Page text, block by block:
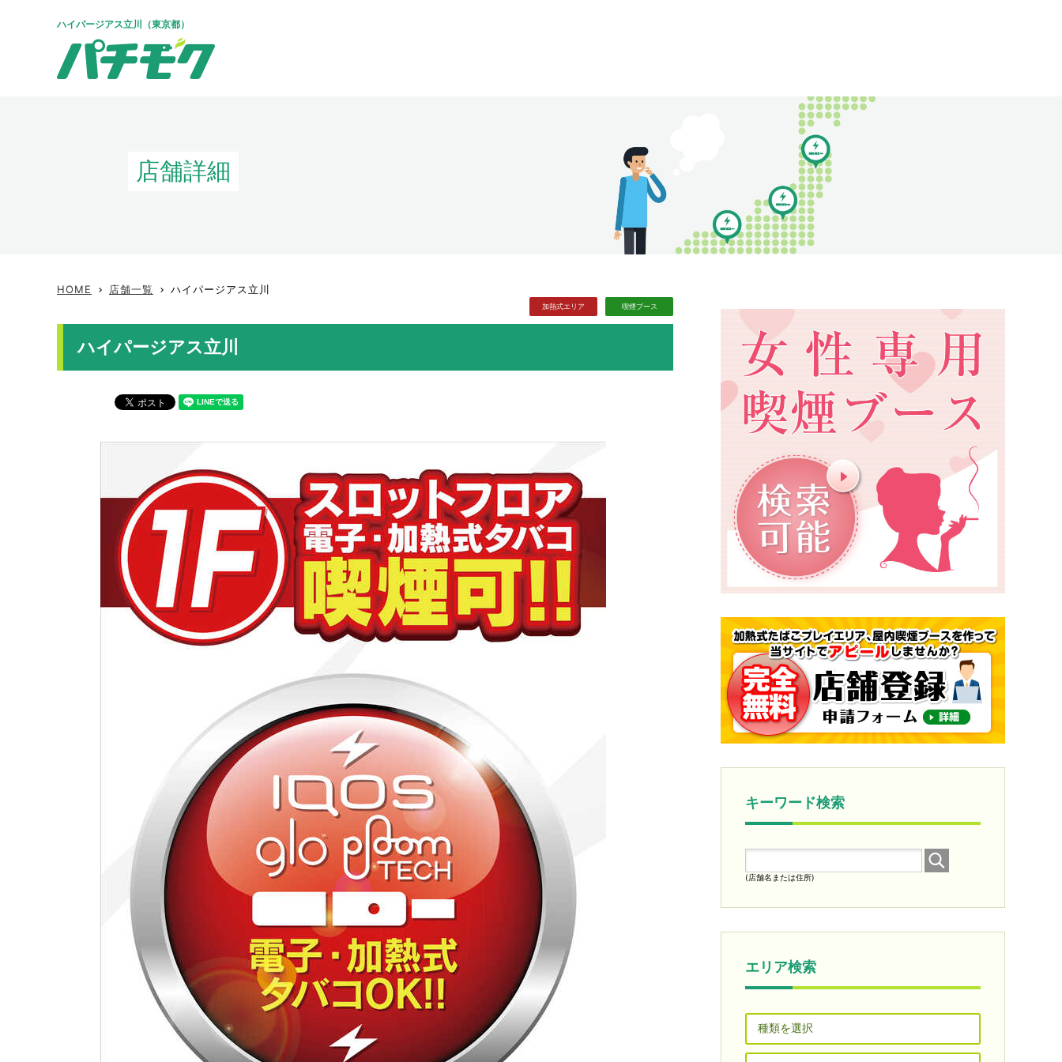
ハイパージアス立川（東京都）
店舗詳細
HOME keyboard_arrow_right 店舗一覧 keyboard_arrow_right ハイパージアス立川
加熱式エリア 喫煙ブース
ハイパージアス立川
キーワード検索
(店舗名または住所)
エリア検索